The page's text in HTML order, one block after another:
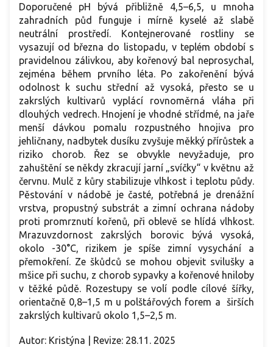
Doporučené pH bývá přibližně 4,5–6,5, u mnoha
zahradních půd funguje i mírně kyselé až slabě
neutrální prostředí. Kontejnerované rostliny se
vysazují od března do listopadu, v teplém období s
pravidelnou zálivkou, aby kořenový bal neprosychal,
zejména během prvního léta. Po zakořenění bývá
odolnost k suchu střední až vysoká, přesto se u
zakrslých kultivarů vyplácí rovnoměrná vláha při
dlouhých vedrech. Hnojení je vhodné střídmé, na jaře
menší dávkou pomalu rozpustného hnojiva pro
jehličnany, nadbytek dusíku zvyšuje měkký přírůstek a
riziko chorob. Řez se obvykle nevyžaduje, pro
zahuštění se někdy zkracují jarní „svíčky“ v květnu až
červnu. Mulč z kůry stabilizuje vlhkost i teplotu půdy.
Pěstování v nádobě je časté, potřebná je drenážní
vrstva, propustný substrát a zimní ochrana nádoby
proti promrznutí kořenů, při oblevě se hlídá vlhkost.
Mrazuvzdornost zakrslých borovic bývá vysoká,
okolo -30°C, rizikem je spíše zimní vysychání a
přemokření. Ze škůdců se mohou objevit svilušky a
mšice při suchu, z chorob sypavky a kořenové hniloby
v těžké půdě. Rozestupy se volí podle cílové šířky,
orientačně 0,8–1,5 m u polštářových forem a širších
zakrslých kultivarů okolo 1,5–2,5 m.
Autor: Kristýna | Revize: 28.11. 2025